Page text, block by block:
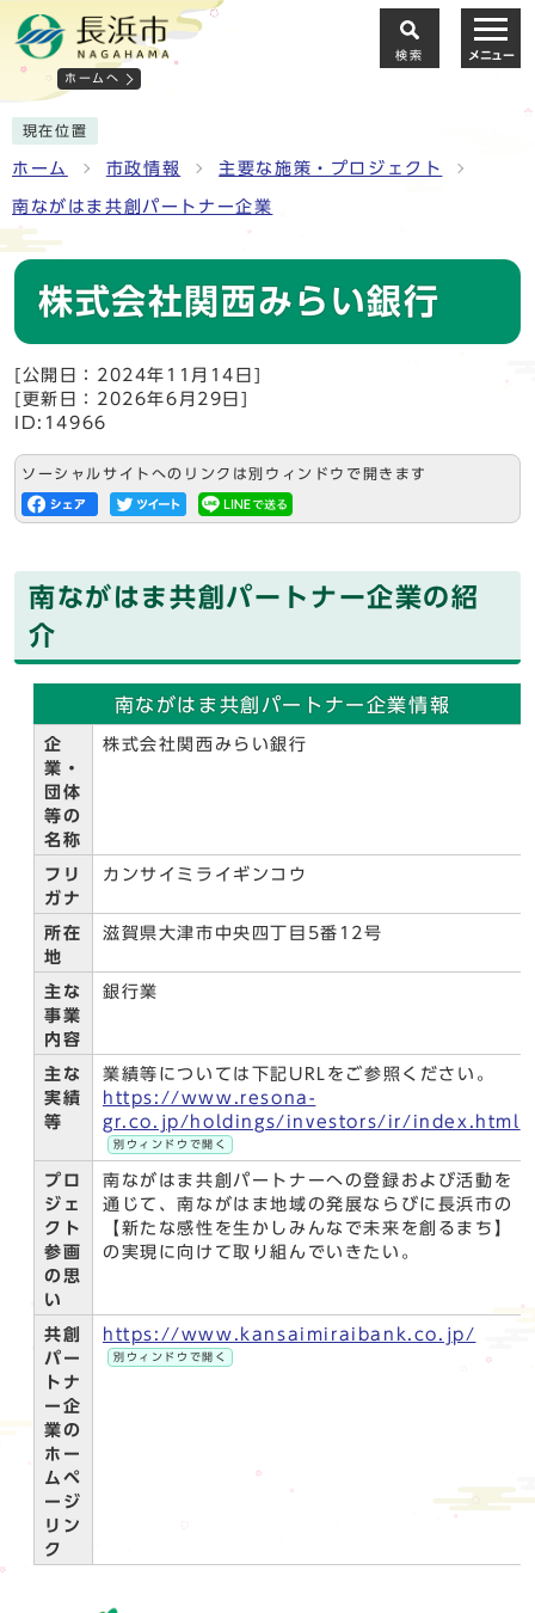
ホームへ
検索 メニュー
現在位置
ホーム 市政情報 主要な施策・プロジェクト
南ながはま共創パートナー企業
株式会社関西みらい銀行
[公開日：2024年11月14日]
[更新日：2026年6月29日]
ID:14966
ソーシャルサイトへのリンクは別ウィンドウで開きます
南ながはま共創パートナー企業の紹
介
南ながはま共創パートナー企業情報
企
業・
団体
等の
名称
株式会社関西みらい銀行
フリ
ガナ
カンサイミライギンコウ
所在
地
滋賀県大津市中央四丁目5番12号
主な
事業
内容
銀行業
主な
実績
等
業績等については下記URLをご参照ください。
https://www.resona-
gr.co.jp/holdings/investors/ir/index.html
別ウィンドウで開く
プロ
ジェ
クト
参画
の思
い
南ながはま共創パートナーへの登録および活動を
通じて、南ながはま地域の発展ならびに長浜市の
【新たな感性を生かしみんなで未来を創るまち】
の実現に向けて取り組んでいきたい。
共創
パー
トナ
ー企
業の
ホー
ムペ
ージ
リン
ク
https://www.kansaimiraibank.co.jp/
別ウィンドウで開く